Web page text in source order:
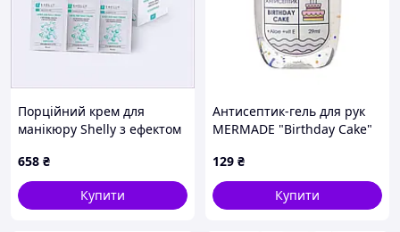
Порційний крем для
манікюру Shelly з ефектом
658 ₴
Купити
Антисептик-гель для рук
MERMADE "Birthday Cake"
129 ₴
Купити